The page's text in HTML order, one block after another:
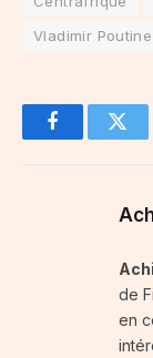
Vladimir Poutine
Facebook
de
en